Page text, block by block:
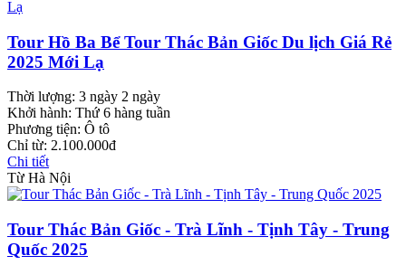
Tour Hồ Ba Bể Tour Thác Bản Giốc Du lịch Giá Rẻ
2025 Mới Lạ
Thời lượng: 3 ngày 2 ngày
Khởi hành: Thứ 6 hàng tuần
Phương tiện: Ô tô
Chỉ từ: 2.100.000đ
Chi tiết
Từ Hà Nội
Tour Thác Bản Giốc - Trà Lĩnh - Tịnh Tây - Trung
Quốc 2025